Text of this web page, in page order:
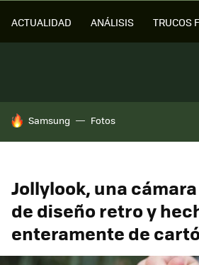
ACTUALIDAD ANÁLISIS TRUCOS
HOY SE HABLA DE
Samsung Fotos
Jollylook, una
de diseño retro y
enteramente de